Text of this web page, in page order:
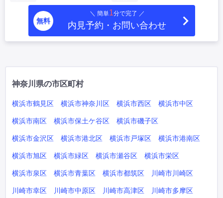
無料
＼ 簡単1分で完了 ／
内見予約・お問い合わせ
神奈川県の市区町村
横浜市鶴見区 横浜市神奈川区 横浜市西区 横浜市中区
横浜市南区 横浜市保土ケ谷区 横浜市磯子区
横浜市金沢区 横浜市港北区 横浜市戸塚区 横浜市港南区
横浜市旭区 横浜市緑区 横浜市瀬谷区 横浜市栄区
横浜市泉区 横浜市青葉区 横浜市都筑区 川崎市川崎区
川崎市幸区 川崎市中原区 川崎市高津区 川崎市多摩区